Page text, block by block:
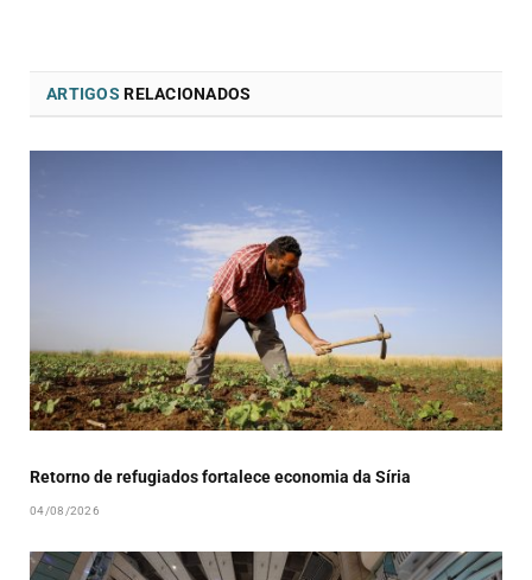
ARTIGOS RELACIONADOS
Retorno de refugiados fortalece economia da Síria
04/08/2026